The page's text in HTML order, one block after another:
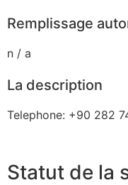
Remplissage
n / a
La description
Telephone: +90 282
Statut de la